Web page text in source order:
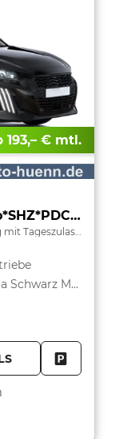
193,– € mtl.
Allure Turbo 100 PS Android Auto*SHZ*PDC v/h*Klimaauto*Tempomat*
Tageszulassung
Perla Nera Schwarz Metallic